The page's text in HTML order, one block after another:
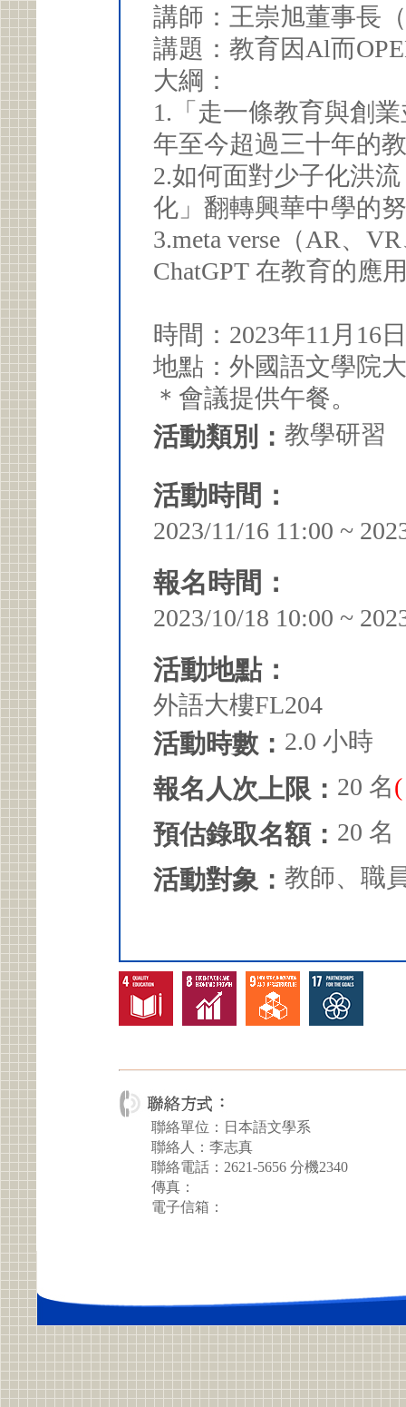
講師：王崇旭董事長
講題：教育因Al而
大綱：
1.「走一條教育與創業並行的路 城
年至今超過三十年的
2.如何面對少子化洪
化」翻轉興華中學的
3.meta verse（AR、
ChatGPT 在教育的應
時間：2023年11月16
地點：外國語文學院
＊會議提供午餐。
活動類別： 教學研習
活動時間：
2023/11/16 11:00 ~
報名時間：
2023/10/18 10:00 ~
活動地點：
外語大樓FL204
活動時數： 2.0 小時
報名人次上限： 20 名
預估錄取名額： 20 名
活動對象： 教師、職
聯絡單位：日本語文學系
聯絡人：李志真
聯絡電話：2621-5656 分機2340
傳真：
電子信箱：